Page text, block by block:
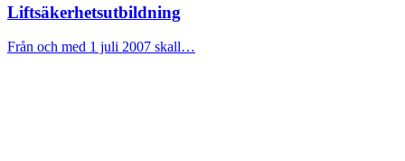
Liftsäkerhetsutbildning
Från och med 1 juli 2007 skall…